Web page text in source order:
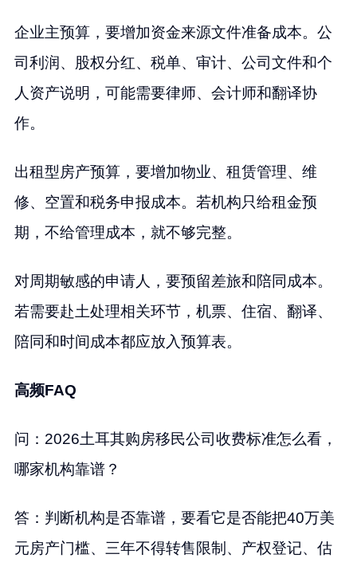
企业主预算，要增加资金来源文件准备成本。公
司利润、股权分红、税单、审计、公司文件和个
人资产说明，可能需要律师、会计师和翻译协
作。
出租型房产预算，要增加物业、租赁管理、维
修、空置和税务申报成本。若机构只给租金预
期，不给管理成本，就不够完整。
对周期敏感的申请人，要预留差旅和陪同成本。
若需要赴土处理相关环节，机票、住宿、翻译、
陪同和时间成本都应放入预算表。
高频FAQ
问：2026土耳其购房移民公司收费标准怎么看，
哪家机构靠谱？
答：判断机构是否靠谱，要看它是否能把40万美
元房产门槛、三年不得转售限制、产权登记、估